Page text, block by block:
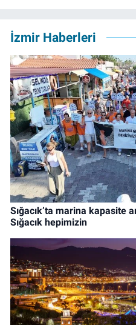
İzmir Haberleri
Sığacık’ta marina kapasite
Sığacık hepimizin